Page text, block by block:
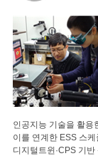
인공지능 기술을 활용
이를 연계한 ESS 스
디지털트윈·CPS 기